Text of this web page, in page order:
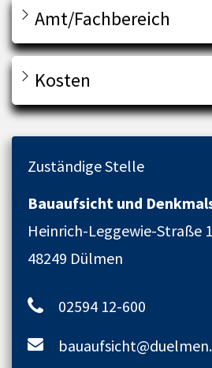
Amt/Fachbereich
Kosten
Zuständige Stelle
Bauaufsicht und
Heinrich-Leggewie-Straße
48249 Dülmen
02594 12-600